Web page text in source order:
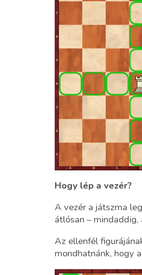
Hogy lép a vezér?
A vezér a játszma
átlósan –
Az ellenfél
mondhatnánk, hogy